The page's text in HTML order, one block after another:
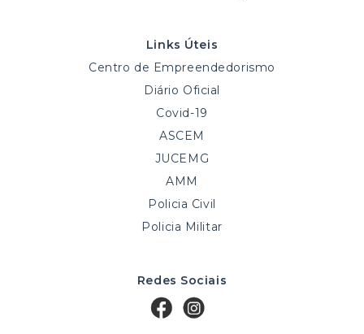
Links Úteis
Centro de Empreendedorismo
Diário Oficial
Covid-19
ASCEM
JUCEMG
AMM
Policia Civil
Policia Militar
Redes Sociais